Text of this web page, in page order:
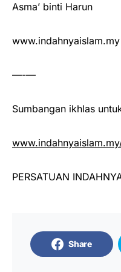
Asma’ binti Harun
www.indahnyaislam.my
—-—
Sumbangan ikhlas
PERSATUAN
Share